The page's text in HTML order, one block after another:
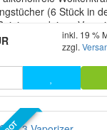
(6 Stück in
deines
inkl. 19 %
zzgl.